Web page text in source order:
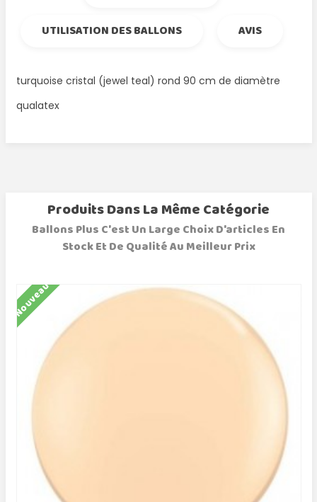
UTILISATION DES BALLONS
AVIS
turquoise cristal (jewel teal) rond 90 cm de diamètre
qualatex
Produits Dans La Même Catégorie
Ballons Plus C'est Un Large Choix D'articles En
Stock Et De Qualité Au Meilleur Prix
Nouveau